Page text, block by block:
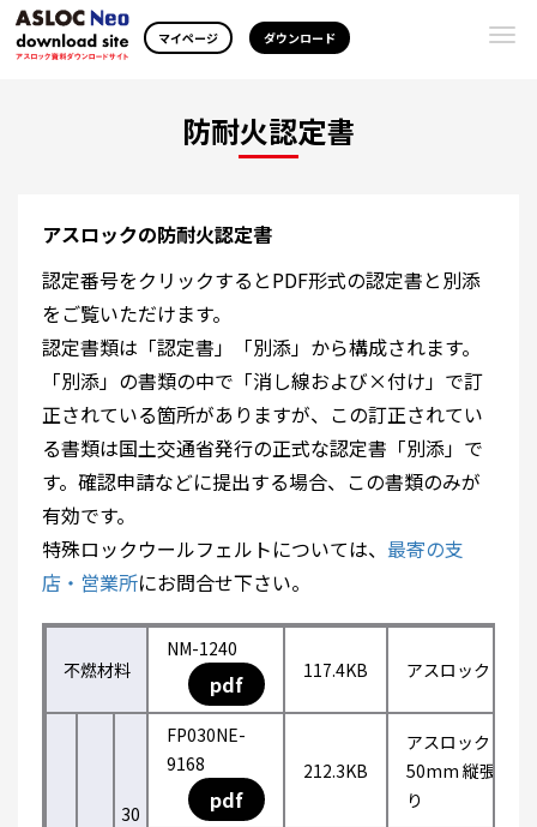
マイページ ダウンロード
防耐火認定書
アスロックの防耐火認定書
認定番号をクリックするとPDF形式の認定書と別添
をご覧いただけます。
認定書類は「認定書」「別添」から構成されます。
「別添」の書類の中で「消し線および×付け」で訂
正されている箇所がありますが、この訂正されてい
る書類は国土交通省発行の正式な認定書「別添」で
す。確認申請などに提出する場合、この書類のみが
有効です。
特殊ロックウールフェルトについては、 最寄の支
店・営業所にお問合せ下さい。
不燃材料
NM-1240
pdf 117.4KB アスロック
30
FP030NE-
9168
pdf
212.3KB
アスロック
50mm 縦張
り